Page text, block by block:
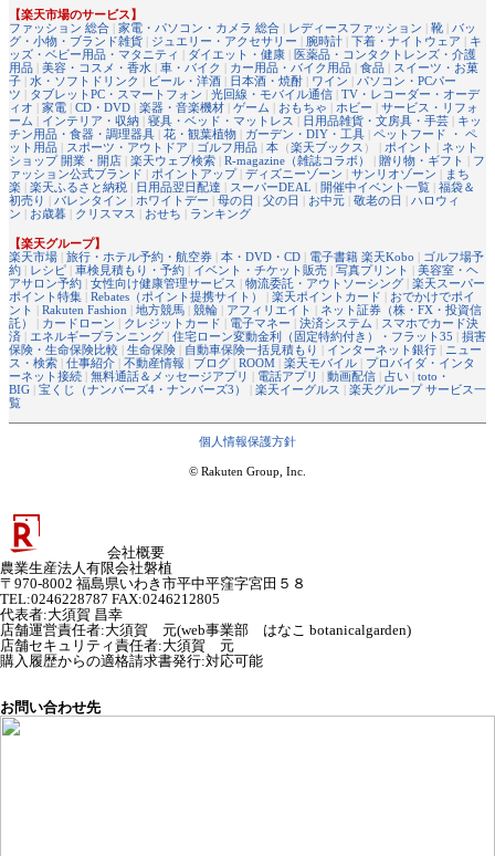
【楽天市場のサービス】
ファッション 総合 | 家電・パソコン・カメラ 総合 | レディースファッション | 靴 | バッ
グ・小物・ブランド雑貨 | ジュエリー・アクセサリー | 腕時計 | 下着・ナイトウェア | キ
ッズ・ベビー用品・マタニティ | ダイエット・健康 | 医薬品・コンタクトレンズ・介護
用品 | 美容・コスメ・香水 | 車・バイク | カー用品・バイク用品 | 食品 | スイーツ・お菓
子 | 水・ソフトドリンク | ビール・洋酒 | 日本酒・焼酎 | ワイン | パソコン・PCパー
ツ | タブレットPC・スマートフォン | 光回線・モバイル通信 | TV・レコーダー・オーデ
ィオ | 家電 | CD・DVD | 楽器・音楽機材 | ゲーム | おもちゃ | ホビー | サービス・リフォ
ーム | インテリア・収納 | 寝具・ベッド・マットレス | 日用品雑貨・文房具・手芸 | キッ
チン用品・食器・調理器具 | 花・観葉植物 | ガーデン・DIY・工具 | ペットフード ・ ペ
ット用品 | スポーツ・アウトドア | ゴルフ用品 | 本 （楽天ブックス ） | ポイント | ネット
ショップ 開業・開店 | 楽天ウェブ検索 | R-magazine（雑誌コラボ） | 贈り物・ギフト | フ
ァッション公式ブランド | ポイントアップ| ディズニーゾーン | サンリオゾーン | まち
楽 | 楽天ふるさと納税 | 日用品翌日配達 | スーパーDEAL | 開催中イベント一覧 | 福袋＆
初売り | バレンタイン | ホワイトデー | 母の日 | 父の日 | お中元 | 敬老の日 | ハロウィ
ン | お歳暮 | クリスマス | おせち | ランキング
【楽天グループ】
楽天市場 | 旅行・ホテル予約・航空券 | 本・DVD・CD | 電子書籍 楽天Kobo | ゴルフ場予
約 | レシピ | 車検見積もり・予約 | イベント・チケット販売 | 写真プリント | 美容室・ヘ
アサロン予約 | 女性向け健康管理サービス | 物流委託・アウトソーシング | 楽天スーパー
ポイント特集 | Rebates（ポイント提携サイト） | 楽天ポイントカード | おでかけでポイ
ント | Rakuten Fashion | 地方競馬 | 競輪 | アフィリエイト | ネット証券（株・FX・投資信
託）
| カードローン | クレジットカード | 電子マネー | 決済システム | スマホでカード決
済 | エネルギープランニング | 住宅ローン変動金利（固定特約付き）・フラット35 | 損害
保険・生命保険比較 | 生命保険 | 自動車保険一括見積もり | インターネット銀行 | ニュー
ス・検索 | 仕事紹介 | 不動産情報 | ブログ | ROOM | 楽天モバイル | プロバイダ・インタ
ーネット接続 | 無料通話＆メッセージアプリ | 電話アプリ | 動画配信 | 占い | toto・
BIG | 宝くじ（ナンバーズ4・ナンバーズ3） | 楽天イーグルス | 楽天グループ サービス一
覧
個人情報保護方針
© Rakuten Group, Inc.
会社概要
農業生産法人有限会社磐植
〒970-8002 福島県いわき市平中平窪字宮田５８
TEL:0246228787 FAX:0246212805
代表者:大須賀 昌幸
店舗運営責任者:大須賀 元(web事業部 はなこ botanicalgarden)
店舗セキュリティ責任者:大須賀 元
購入履歴からの適格請求書発行:対応可能
お問い合わせ先